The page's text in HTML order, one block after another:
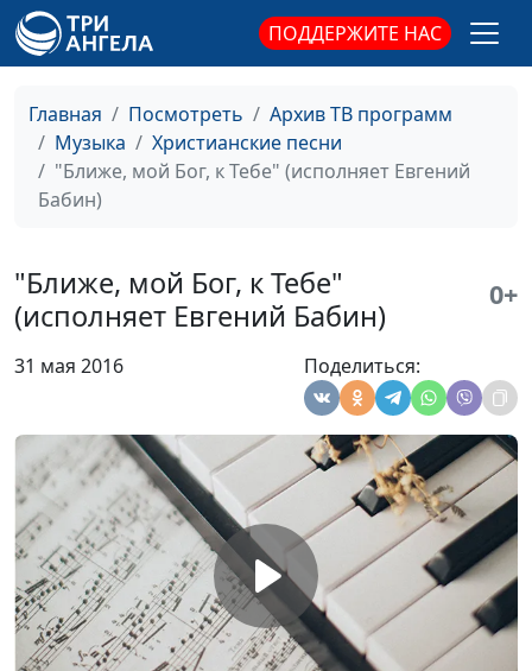
ПОДДЕРЖИТЕ НАС
Главная Посмотреть
Архив ТВ программ
Музыка
Христианские песни
"Ближе, мой Бог, к Тебе" (исполняет Евгений
Бабин)
"Ближе, мой Бог, к Тебе"
(исполняет Евгений Бабин)
0+
31 мая 2016 Поделиться:
Любовь
Екатерина Пичугина,
Кэльвин Тейлор, доктор
#1643
У трона Твоего
Екатерина Пичугина,
Кэльвин Тейлор, доктор
музыкальных искусств
музыкальных искусств
Спаситель
Тейлор, доктор
музыкальных искусств
Бог есть любовь
Евгений Бабин, Кэльвин
Тейлор, доктор
музыкальных искусств
#1639
Коль славен наш
Господь в Сионе
Евгений Бабин, Кэльвин
Тейлор, доктор
музыкальных искусств
#1638
Красота Иисуса
Евгений Бабин, Кэльвин